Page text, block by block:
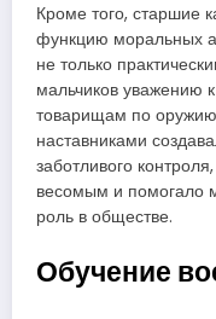
Кроме того, старшие
функцию моральных
не только
мальчиков уважению
товарищам по оружию
наставниками
заботливого
весомым и помогало
роль в обществе.
Обучение